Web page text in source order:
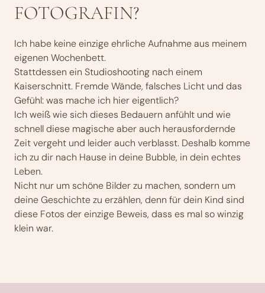
FOTOGRAFIN?
Ich habe keine einzige ehrliche Aufnahme aus meinem
eigenen Wochenbett.
Stattdessen ein Studioshooting nach einem
Kaiserschnitt. Fremde Wände, falsches Licht und das
Gefühl: was mache ich hier eigentlich?
Ich weiß wie sich dieses Bedauern anfühlt und wie
schnell diese magische aber auch herausfordernde
Zeit vergeht und leider auch verblasst. Deshalb komme
ich zu dir nach Hause in deine Bubble, in dein echtes
Leben.
Nicht nur um schöne Bilder zu machen, sondern um
deine Geschichte zu erzählen, denn für dein Kind sind
diese Fotos der einzige Beweis, dass es mal so winzig
klein war.